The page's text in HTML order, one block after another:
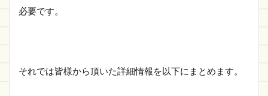
必要です。
それでは皆様から頂いた詳細情報を以下にまとめます。